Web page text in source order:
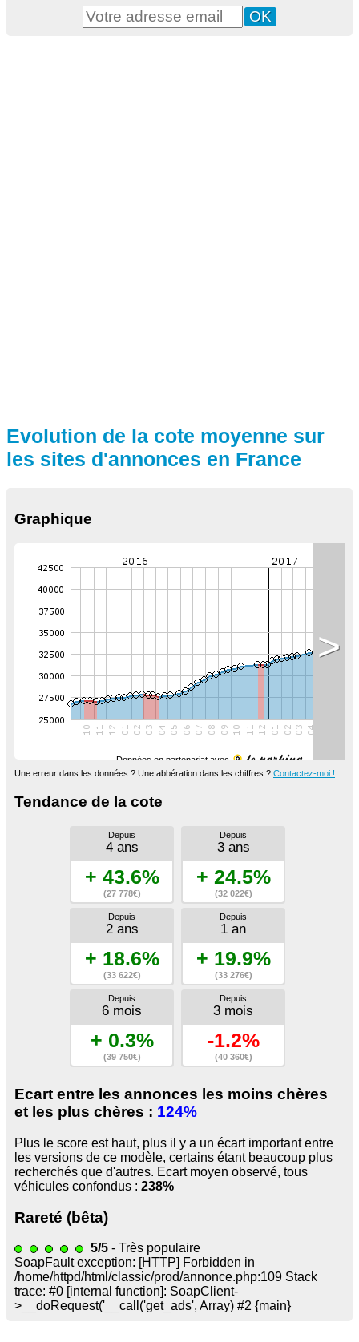
Evolution de la cote moyenne sur
les sites d'annonces en France
Graphique
Données en partenariat avec
>
Une erreur dans les données ? Une abbération dans les chiffres ? Contactez-moi !
Tendance de la cote
Depuis
4 ans
+ 43.6%
(27 778€)
Depuis
3 ans
+ 24.5%
(32 022€)
Depuis
2 ans
+ 18.6%
(33 622€)
Depuis
1 an
+ 19.9%
(33 276€)
Depuis
6 mois
+ 0.3%
(39 750€)
Depuis
3 mois
-1.2%
(40 360€)
Ecart entre les annonces les moins chères
et les plus chères : 124%
Plus le score est haut, plus il y a un écart important entre
les versions de ce modèle, certains étant beaucoup plus
recherchés que d'autres. Ecart moyen observé, tous
véhicules confondus : 238%
Rareté (bêta)
5/5 - Très populaire
SoapFault exception: [HTTP] Forbidden in
/home/httpd/html/classic/prod/annonce.php:109 Stack
trace: #0 [internal function]: SoapClient-
>__doRequest(' __call('get_ads', Array) #2 {main}